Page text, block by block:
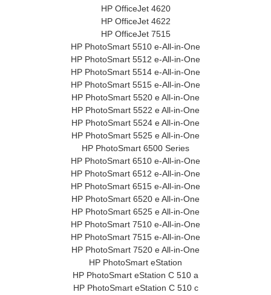
HP OfficeJet 4620
HP OfficeJet 4622
HP OfficeJet 7515
HP PhotoSmart 5510 e-All-in-One
HP PhotoSmart 5512 e-All-in-One
HP PhotoSmart 5514 e-All-in-One
HP PhotoSmart 5515 e-All-in-One
HP PhotoSmart 5520 e All-in-One
HP PhotoSmart 5522 e All-in-One
HP PhotoSmart 5524 e All-in-One
HP PhotoSmart 5525 e All-in-One
HP PhotoSmart 6500 Series
HP PhotoSmart 6510 e-All-in-One
HP PhotoSmart 6512 e-All-in-One
HP PhotoSmart 6515 e-All-in-One
HP PhotoSmart 6520 e All-in-One
HP PhotoSmart 6525 e All-in-One
HP PhotoSmart 7510 e-All-in-One
HP PhotoSmart 7515 e-All-in-One
HP PhotoSmart 7520 e All-in-One
HP PhotoSmart eStation
HP PhotoSmart eStation C 510 a
HP PhotoSmart eStation C 510 c